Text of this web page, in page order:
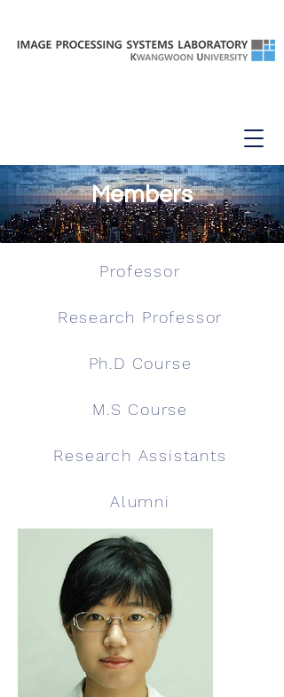
Members
Professor
Research Professor
Ph.D Course
M.S Course
Research Assistants
Alumni